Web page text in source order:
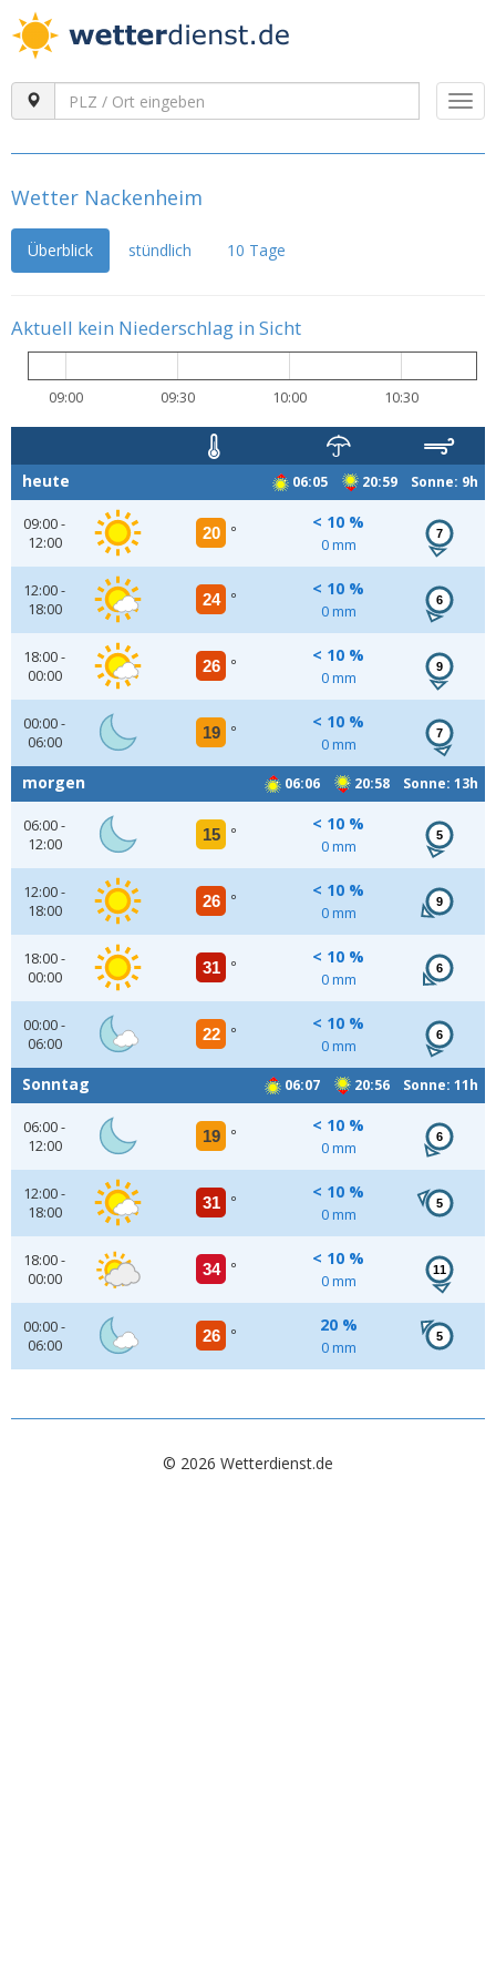
Wetter Nackenheim
Überblick stündlich 10 Tage
Aktuell kein Niederschlag in Sicht
09:00 09:30 10:00 10:30
06:05 20:59 Sonne: 9h
heute
09:00 -
12:00
20 °
< 10 %
0 mm
7
12:00 -
18:00
24 °
< 10 %
0 mm
6
18:00 -
00:00
26 °
< 10 %
0 mm
9
00:00 -
06:00
19 °
< 10 %
0 mm
7
06:06 20:58 Sonne: 13h
morgen
06:00 -
12:00
15 °
< 10 %
0 mm
5
12:00 -
18:00
26 °
< 10 %
0 mm
9
18:00 -
00:00
31 °
< 10 %
0 mm
6
00:00 -
06:00
22 °
< 10 %
0 mm
6
06:07 20:56 Sonne: 11h
Sonntag
06:00 -
12:00
19 °
< 10 %
0 mm
6
12:00 -
18:00
31 °
< 10 %
0 mm
5
18:00 -
00:00
34 °
< 10 %
0 mm
11
00:00 -
06:00
26 °
20 %
0 mm
5
© 2026 Wetterdienst.de